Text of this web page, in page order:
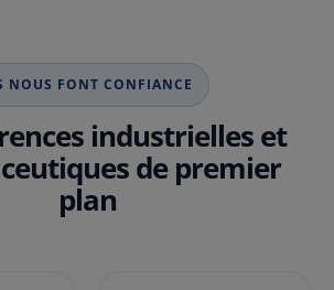
NOUS FONT CONFIANCE
industrielles et
de premier
plan